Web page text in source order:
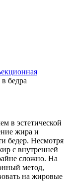
бедра
в эстетической
жира и
бедер. Несмотря
с внутренней
сложно. На
метод,
на жировые